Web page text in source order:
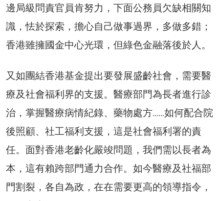
邊局級問責官員肯努力，下面公務員欠缺相關知
識，怯於探索，擔心自己做事過界，多做多錯；
香港雖擁國金中心光環，但綠色金融落後於人。
又如團結香港基金提出要發展盛齡社會，需要醫
療及社會福利界的支援。醫療部門為長者進行診
治，掌握醫療病情紀錄、藥物處方……如何配合院
後照顧、社工福利支援，這是社會福利署的責
任。面對香港老齡化嚴竣問題，我們需以長者為
本，這有賴跨部門通力合作。如今醫療及社福部
門割裂，各自為政，在在需要更高的領導指令，